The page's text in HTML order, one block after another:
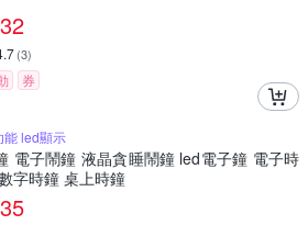
(3)
券
能 led顯示
電子鬧鐘 液晶貪睡鬧鐘 led電子鐘 電子時
字時鐘 桌上時鐘